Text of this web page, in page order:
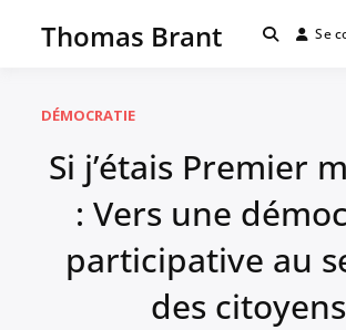
Thomas Brant Se
DÉMOCRATIE
Si j’étais Premier
: Vers une
participative au
des citoyens